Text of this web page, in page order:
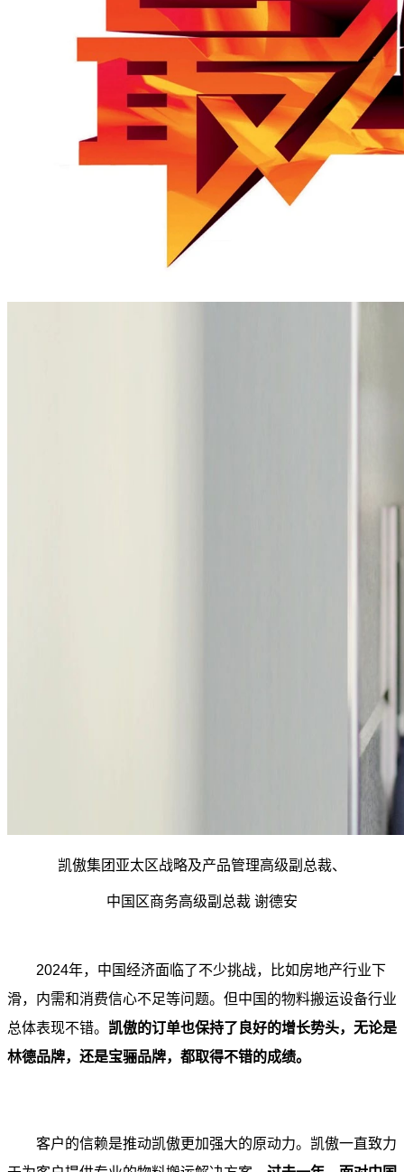
凯傲集团亚太区战略及产品管理高级副总裁、
中国区商务高级副总裁 谢德安
2024年，中国经济面临了不少挑战，比如房地产行业下
滑，内需和消费信心不足等问题。但中国的物料搬运设备行业
总体表现不错。 凯傲的订单也保持了良好的增长势头，无论是
林德品牌，还是宝骊品牌，都取得不错的成绩。
客户的信赖是推动凯傲更加强大的原动力。凯傲一直致力